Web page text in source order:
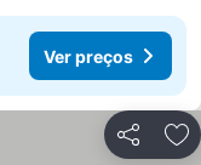
Ver preços
Partilhar